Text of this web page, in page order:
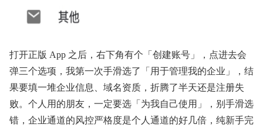
打开正版 App 之后，右下角有个「创建账号」，点进去会
弹三个选项，我第一次手滑选了「用于管理我的企业」，结
果要填一堆企业信息、域名资质，折腾了半天还是注册失
败。个人用的朋友，一定要选「为我自己使用」，别手滑选
错，企业通道的风控严格度是个人通道的好几倍，纯新手完